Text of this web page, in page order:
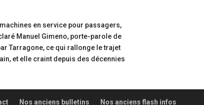
en service pour passagers,
Manuel Gimeno, porte-parole de
Tarragone, ce qui rallonge le trajet
et elle craint depuis des décennies
Nos anciens bulletins Nos anciens flash infos